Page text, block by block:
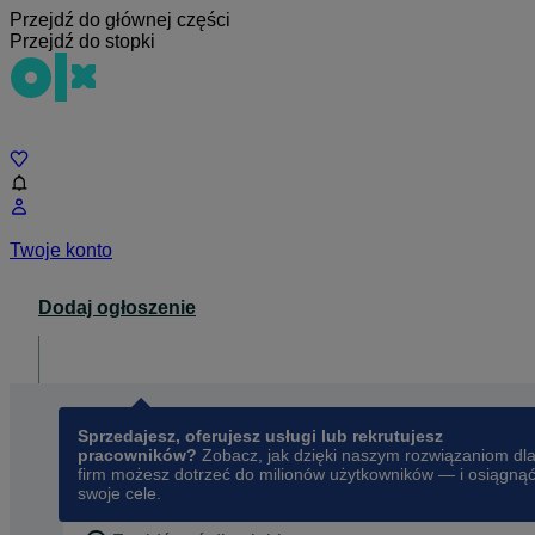
Przejdź do głównej części
Przejdź do stopki
Twoje konto
Dodaj ogłoszenie
Sprzedajesz, oferujesz usługi lub rekrutujesz
pracowników? Zobacz, jak dzięki naszym rozwiązaniom dla
firm możesz dotrzeć do milionów użytkowników — i osiągnąć
swoje cele.